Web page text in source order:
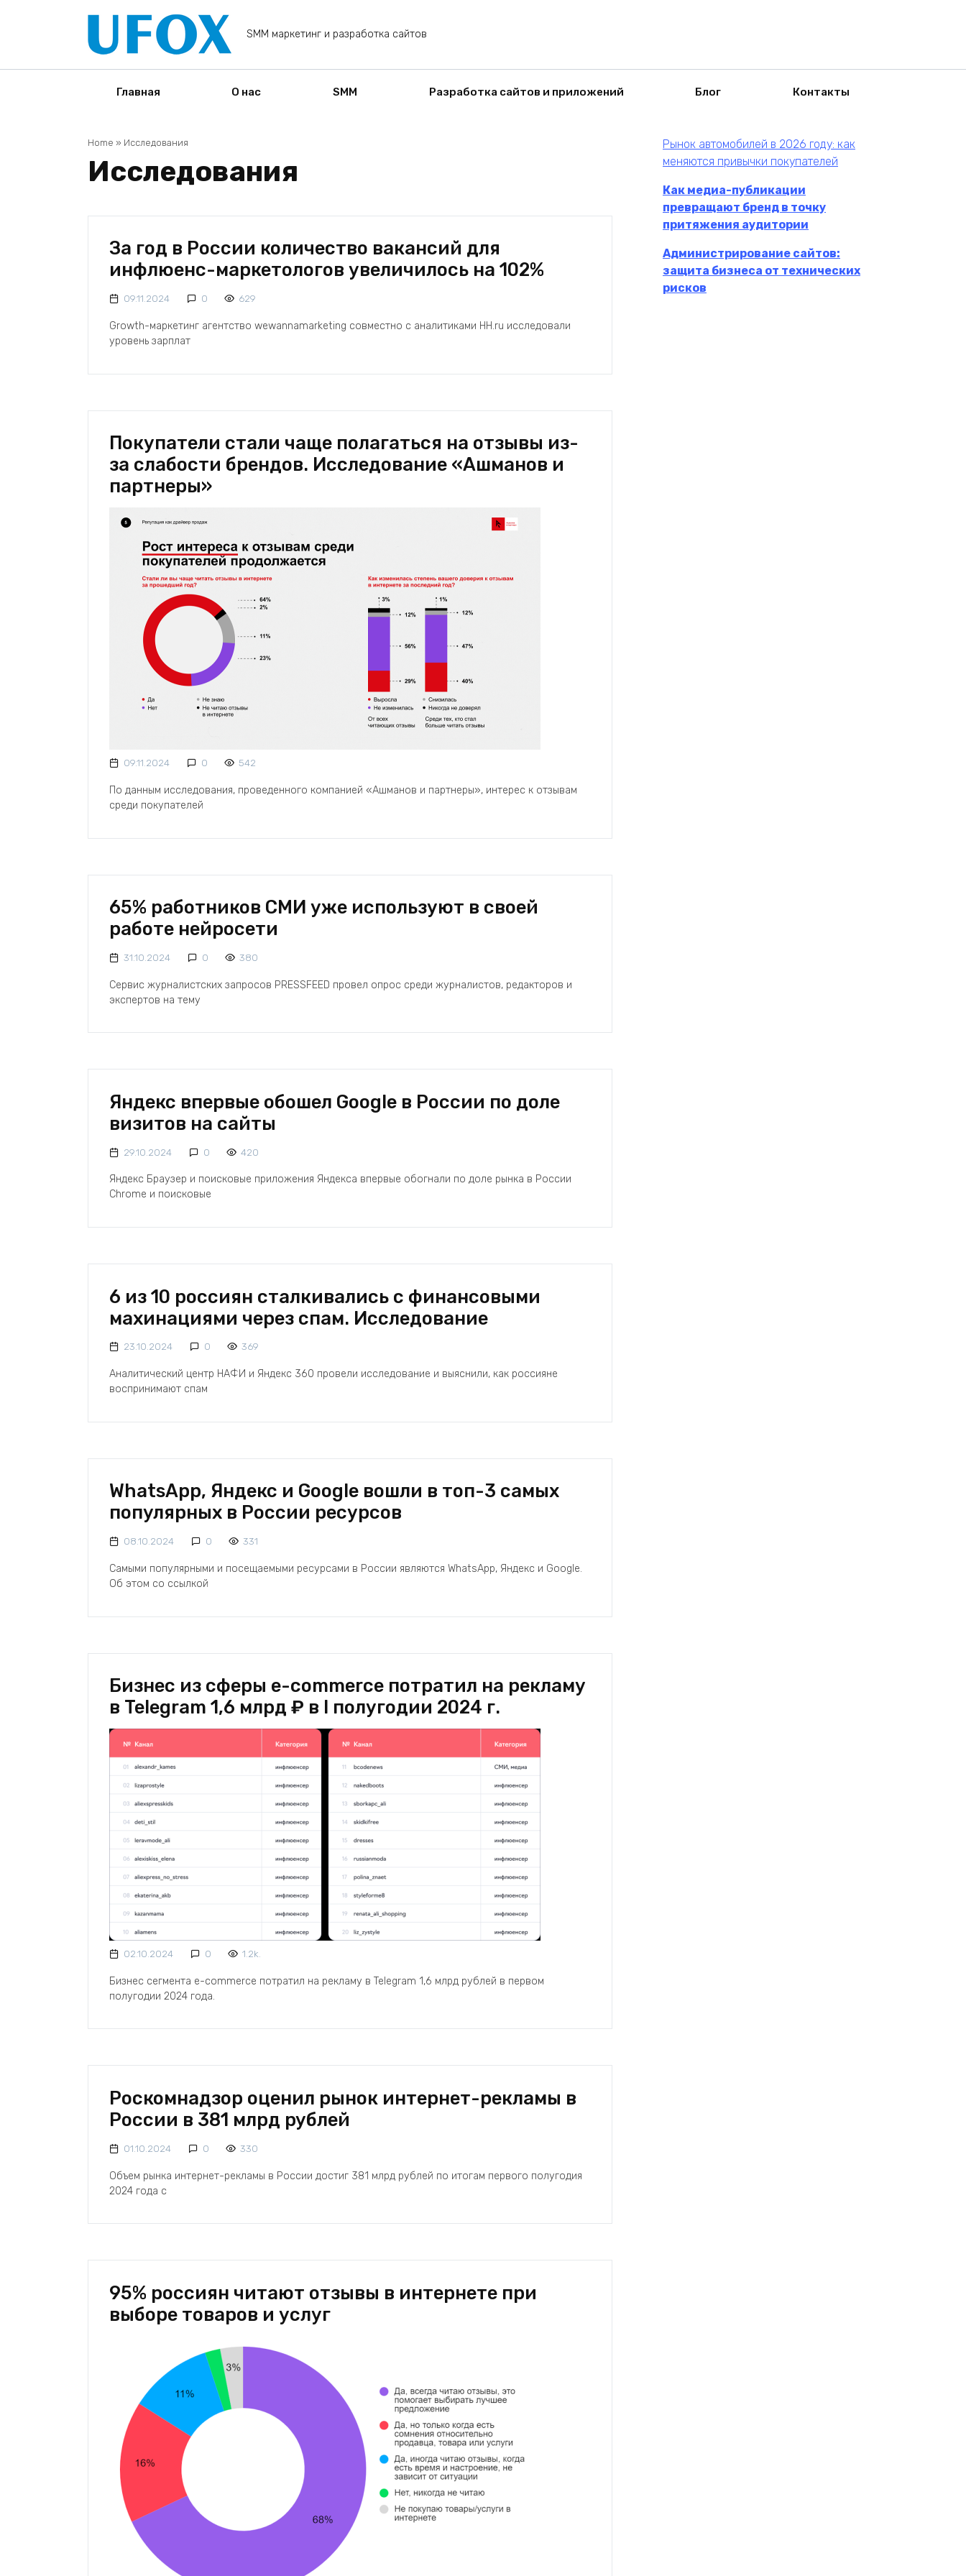
SMM маркетинг и разработка сайтов
Главная О нас SMM Разработка сайтов и приложений Блог Контакты
Home » Исследования
Исследования
За год в России количество вакансий для
инфлюенс-маркетологов увеличилось на 102%
09.11.2024 0 629
Growth-маркетинг агентство wewannamarketing совместно с аналитиками HH.ru исследовали
уровень зарплат
Покупатели стали чаще полагаться на отзывы из-
за слабости брендов. Исследование «Ашманов и
партнеры»
09.11.2024 0 542
По данным исследования, проведенного компанией «Ашманов и партнеры», интерес к отзывам
среди покупателей
65% работников СМИ уже используют в своей
работе нейросети
31.10.2024 0 380
Сервис журналистских запросов PRESSFEED провел опрос среди журналистов, редакторов и
экспертов на тему
Яндекс впервые обошел Google в России по доле
визитов на сайты
29.10.2024 0 420
Яндекс Браузер и поисковые приложения Яндекса впервые обогнали по доле рынка в России
Chrome и поисковые
6 из 10 россиян сталкивались с финансовыми
махинациями через спам. Исследование
23.10.2024 0 369
Аналитический центр НАФИ и Яндекс 360 провели исследование и выяснили, как россияне
воспринимают спам
WhatsApp, Яндекс и Google вошли в топ-3 самых
популярных в России ресурсов
08.10.2024 0 331
Самыми популярными и посещаемыми ресурсами в России являются WhatsApp, Яндекс и Google.
Об этом со ссылкой
Бизнес из сферы e-commerce потратил на рекламу
в Telegram 1,6 млрд ₽ в I полугодии 2024 г.
02.10.2024 0 1.2k.
Бизнес сегмента e-commerce потратил на рекламу в Telegram 1,6 млрд рублей в первом
полугодии 2024 года.
Роскомнадзор оценил рынок интернет-рекламы в
России в 381 млрд рублей
01.10.2024 0 330
Объем рынка интернет-рекламы в России достиг 381 млрд рублей по итогам первого полугодия
2024 года с
95% россиян читают отзывы в интернете при
выборе товаров и услуг
Рынок автомобилей в 2026 году: как
меняются привычки покупателей
Как медиа-публикации
превращают бренд в точку
притяжения аудитории
Администрирование сайтов:
защита бизнеса от технических
рисков